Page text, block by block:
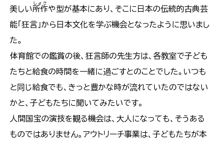
美しい所作
しょさ
や型が基本にあり、そこに日本の伝統的古典芸
能「狂言」から日本文化を学ぶ機会となったように思いまし
た。
体育館での鑑賞の後、狂言師の先生方は、各教室で子ども
たちと給食の時間を一緒に過ごすとのことでした。いつも
と同じ給食でも、きっと豊かな時が流れていたのではない
かと、子どもたちに聞いてみたいです。
人間国宝の演技を観る機会は、大人になっても、そうある
ものではありません。アウトリーチ事業は、子どもたちが本